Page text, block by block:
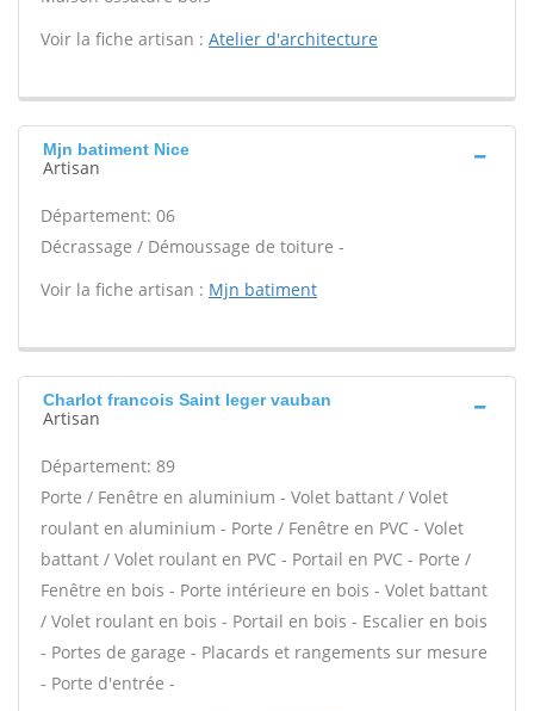
Voir la fiche artisan : Atelier d'architecture
Mjn batiment Nice
Artisan
Département: 06
Décrassage / Démoussage de toiture -
Voir la fiche artisan : Mjn batiment
Charlot francois Saint leger vauban
Artisan
Département: 89
Porte / Fenêtre en aluminium - Volet battant / Volet
roulant en aluminium - Porte / Fenêtre en PVC - Volet
battant / Volet roulant en PVC - Portail en PVC - Porte /
Fenêtre en bois - Porte intérieure en bois - Volet battant
/ Volet roulant en bois - Portail en bois - Escalier en bois
- Portes de garage - Placards et rangements sur mesure
- Porte d'entrée -